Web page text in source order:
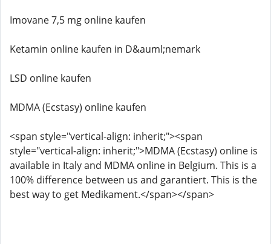
Imovane 7,5 mg online kaufen
Ketamin online kaufen in D&auml;nemark
LSD online kaufen
MDMA (Ecstasy) online kaufen
<span style="vertical-align: inherit;"><span
style="vertical-align: inherit;">MDMA (Ecstasy) online is
available in Italy and MDMA online in Belgium. This is a
100% difference between us and garantiert. This is the
best way to get Medikament.</span></span>